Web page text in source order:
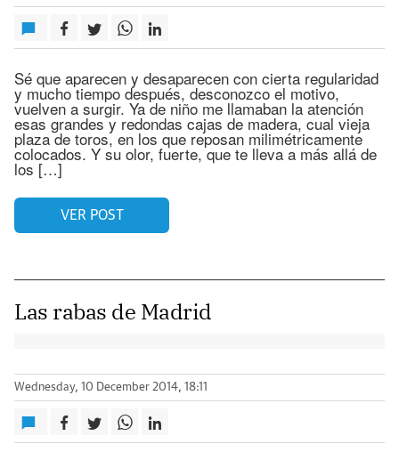
Sé que aparecen y desaparecen con cierta regularidad
y mucho tiempo después, desconozco el motivo,
vuelven a surgir. Ya de niño me llamaban la atención
esas grandes y redondas cajas de madera, cual vieja
plaza de toros, en los que reposan milimétricamente
colocados. Y su olor, fuerte, que te lleva a más allá de
los […]
VER POST
Las rabas de Madrid
Wednesday, 10 December 2014, 18:11